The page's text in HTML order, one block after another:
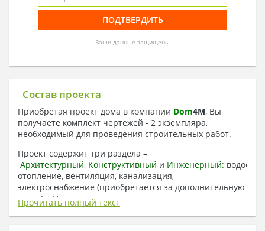
Ваши данные защищены
Состав проекта
Приобретая проект дома в компании Dom4M, Вы
получаете комплект чертежей - 2 экземпляра,
необходимый для проведения строительных работ.
Проект содержит три раздела –
Архитектурный, Конструктивный и Инженерный:
отопление, вентиляция, канализация,
электроснабжение (приобретается за дополнительную
плату) + Пояснительная записка.
1. Архитектурный раздел:
Прочитать полный текст